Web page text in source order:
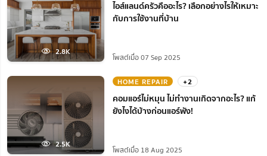
2.8K
ไอส์แลนด์ครัวคืออะไร? เลือกอย่างไรให้เหมาะ
กับการใช้งานที่บ้าน
โพสต์เมื่อ 07 Sep 2025
2.5K
HOME REPAIR +2
คอมแอร์ไม่หมุน ไม่ทํางานเกิดจากอะไร? แก้
ยังไงได้บ้างก่อนแอร์พัง!
โพสต์เมื่อ 18 Aug 2025